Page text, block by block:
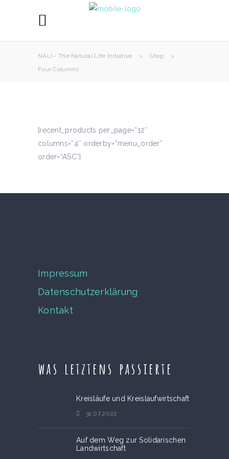
NALI - The Natural Life Initiative > Shop
>
Four Columns
[recent_products per_page=“12″
columns=“4″ orderby=“menu_order“
order=“ASC“]
Impressum
Datenschutzerklärung
Kontakt
was letztens passierte
Kreisläufe und Kreislaufwirtschaft
31.07.2022
Auf dem Weg zur Solidarischen
Landwirtschaft